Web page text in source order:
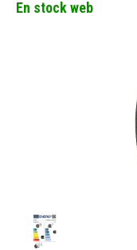
En stock web